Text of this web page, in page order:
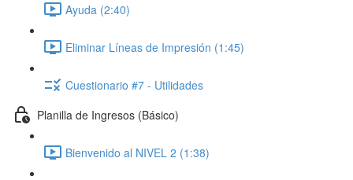
Ayuda (2:40)
Eliminar Líneas de Impresión (1:45)
Cuestionario #7 - Utilidades
Planilla de Ingresos (Básico)
Bienvenido al NIVEL 2 (1:38)